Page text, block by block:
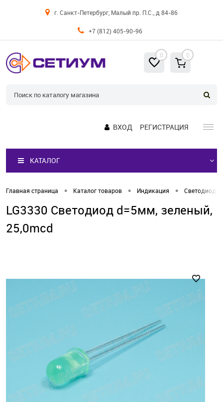
г. Санкт-Петербург, Малый пр. П.С., д 84-86
+7 (812) 405-90-96
0 0
ВХОД РЕГИСТРАЦИЯ
КАТАЛОГ
Главная страница • Каталог товаров • Индикация • Светодиоды
LG3330 Светодиод d=5мм, зеленый,
25,0mcd